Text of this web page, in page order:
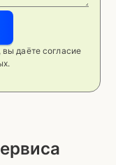
даёте согласие